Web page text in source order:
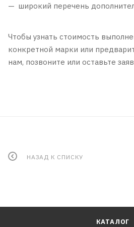
широкий перечень
Чтобы узнать стоимость
конкретной марки или
нам, позвоните или оставьте
НАЗАД К СПИСКУ
КАТАЛОГ